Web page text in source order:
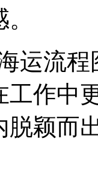
运流
工作中
脱颖而